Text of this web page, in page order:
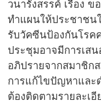
วนารังสรรค์ เรื่อง ข
ทำแผนให้ประชาชน
รับวัคซีนป้องกันโรค
ประชุมอาจมีการเส
อภิปรายจากสมาชิก
การแก้ไขปัญหาและ
ต้องติดตามรายละเ